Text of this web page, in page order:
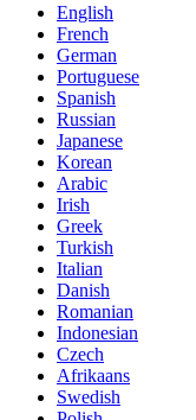
English
French
German
Portuguese
Spanish
Russian
Japanese
Korean
Arabic
Irish
Greek
Turkish
Italian
Danish
Romanian
Indonesian
Czech
Afrikaans
Swedish